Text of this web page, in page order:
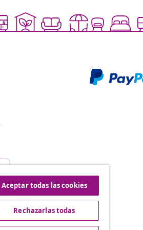
vidaXL
Aceptar todas las cookies
Rechazarlas todas